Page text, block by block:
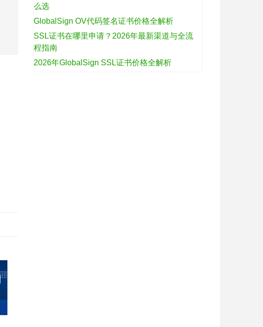
么选
GlobalSign OV代码签名证书价格全解析
SSL证书在哪里申请？2026年最新渠道与全流
程指南
2026年GlobalSign SSL证书价格全解析